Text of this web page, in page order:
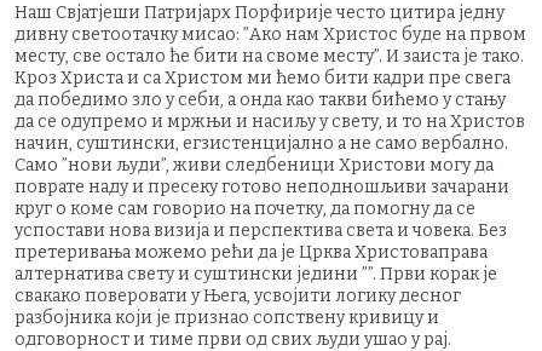
Наш Свјатјеши Патријарх Порфирије често цитира једну
дивну светоотачку мисао: ”Ако нам Христос буде на првом
месту, све остало ће бити на своме месту”. И заиста је тако.
Кроз Христа и са Христом ми ћемо бити кадри пре свега
да победимо зло у себи, а онда као такви бићемо у стању
да се одупремо и мржњи и насиљу у свету, и то на Христов
начин, суштински, егзистенцијално а не само вербално.
Само ”нови људи”, живи следбеници Христови могу да
поврате наду и пресеку готово неподношљиви зачарани
круг о коме сам говорио на почетку, да помогну да се
успостави нова визија и перспектива света и човека. Без
претеривања можемо рећи да је Црква Христоваправа
алтернатива свету и суштински једини ””. Први корак је
свакако поверовати у Њега, усвојити логику десног
разбојника који је признао сопствену кривицу и
одговорност и тиме први од свих људи ушао у рај.